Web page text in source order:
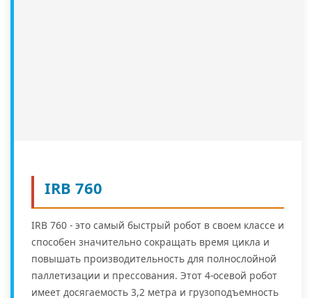
IRB 760
IRB 760 - это самый быстрый робот в своем классе и
способен значительно сокращать время цикла и
повышать производительность для полнослойной
паллетизации и прессования. Этот 4-осевой робот
имеет досягаемость 3,2 метра и грузоподъемность